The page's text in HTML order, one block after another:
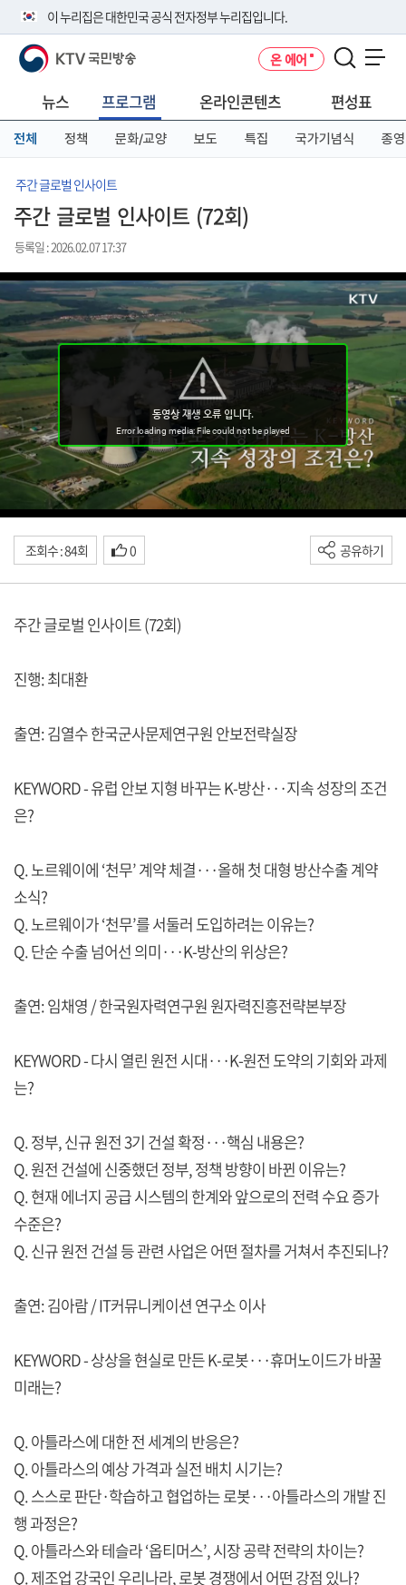
이 누리집은 대한민국 공식 전자정부 누리집입니다.
공식 누리집 주소 확인하기
니다.
이밖에 or.kr 또는 .kr등 다른 도메인 주소를 사용하고 있다면 아래 URL에
서 도메인 주소를 확인해 보세요
KTV 국민방송 온 에어
뉴스 프로그램 온라인콘텐츠 편성표
전체 정책 문화/교양 보도 특집 국가기념식 종영
주간 글로벌 인사이트
주간 글로벌 인사이트 (72회)
등록일 : 2026.02.07 17:37
조회수 : 84회 0 공유하기
주간 글로벌 인사이트 (72회)
진행: 최대환
출연: 김열수 한국군사문제연구원 안보전략실장
KEYWORD - 유럽 안보 지형 바꾸는 K-방산···지속 성장의 조건
은?
Q. 노르웨이에 ‘천무’ 계약 체결···올해 첫 대형 방산수출 계약
소식?
Q. 노르웨이가 ‘천무’를 서둘러 도입하려는 이유는?
Q. 단순 수출 넘어선 의미···K-방산의 위상은?
출연: 임채영 / 한국원자력연구원 원자력진흥전략본부장
KEYWORD - 다시 열린 원전 시대···K-원전 도약의 기회와 과제
는?
Q. 정부, 신규 원전 3기 건설 확정···핵심 내용은?
Q. 원전 건설에 신중했던 정부, 정책 방향이 바뀐 이유는?
Q. 현재 에너지 공급 시스템의 한계와 앞으로의 전력 수요 증가
수준은?
Q. 신규 원전 건설 등 관련 사업은 어떤 절차를 거쳐서 추진되나?
출연: 김아람 / IT커뮤니케이션 연구소 이사
KEYWORD - 상상을 현실로 만든 K-로봇···휴머노이드가 바꿀
미래는?
Q. 아틀라스에 대한 전 세계의 반응은?
Q. 아틀라스의 예상 가격과 실전 배치 시기는?
Q. 스스로 판단·학습하고 협업하는 로봇···아틀라스의 개발 진
행 과정은?
Q. 아틀라스와 테슬라 ‘옵티머스’, 시장 공략 전략의 차이는?
Q. 제조업 강국인 우리나라, 로봇 경쟁에서 어떤 강점 있나?